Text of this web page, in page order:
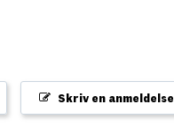
Skriv en anmeldelse